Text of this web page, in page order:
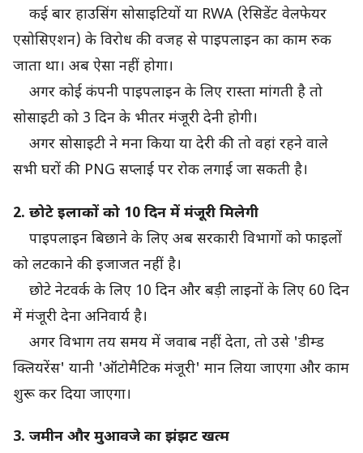
कई बार हाउसिंग सोसाइटियों या RWA (रेसिडेंट वेलफेयर
एसोसिएशन) के विरोध की वजह से पाइपलाइन का काम रुक
जाता था। अब ऐसा नहीं होगा।
अगर कोई कंपनी पाइपलाइन के लिए रास्ता मांगती है तो
सोसाइटी को 3 दिन के भीतर मंजूरी देनी होगी।
अगर सोसाइटी ने मना किया या देरी की तो वहां रहने वाले
सभी घरों की PNG सप्लाई पर रोक लगाई जा सकती है।
2. छोटे इलाकों को 10 दिन में मंजूरी मिलेगी
पाइपलाइन बिछाने के लिए अब सरकारी विभागों को फाइलों
को लटकाने की इजाजत नहीं है।
छोटे नेटवर्क के लिए 10 दिन और बड़ी लाइनों के लिए 60 दिन
में मंजूरी देना अनिवार्य है।
अगर विभाग तय समय में जवाब नहीं देता, तो उसे 'डीम्ड
क्लियरेंस' यानी 'ऑटोमैटिक मंजूरी' मान लिया जाएगा और काम
शुरू कर दिया जाएगा।
3. जमीन और मुआवजे का झंझट खत्म